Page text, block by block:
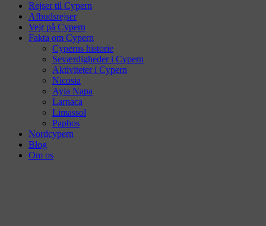
Rejser til Cypern
Afbudsrejser
Vejr på Cypern
Fakta om Cypern
Cyperns historie
Seværdigheder i Cypern
Aktiviteter i Cypern
Nicosia
Ayia Napa
Larnaca
Limassol
Paphos
Nordcypern
Blog
Om os